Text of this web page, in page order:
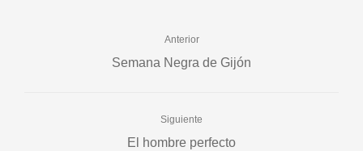
Anterior
Semana Negra de Gijón
Siguiente
El hombre perfecto